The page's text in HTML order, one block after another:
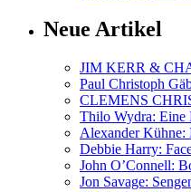
Neue Artikel
JIM KERR &
Paul Christoph
CLEMENS
Thilo Wydra: Eine
Alexander Kühne:
Debbie Harry:
John O’Connell:
Jon Savage: